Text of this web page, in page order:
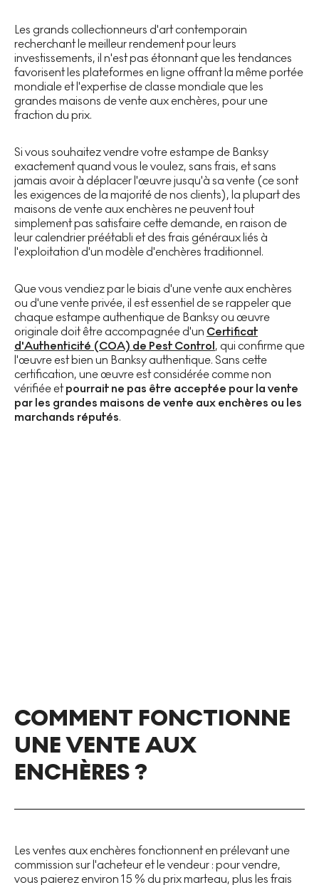
Les grands collectionneurs d'art contemporain
recherchant le meilleur rendement pour leurs
investissements, il n'est pas étonnant que les tendances
favorisent les plateformes en ligne offrant la même portée
mondiale et l'expertise de classe mondiale que les
grandes maisons de vente aux enchères, pour une
fraction du prix.
Si vous souhaitez vendre votre estampe de Banksy
exactement quand vous le voulez, sans frais, et sans
jamais avoir à déplacer l'œuvre jusqu'à sa vente (ce sont
les exigences de la majorité de nos clients), la plupart des
maisons de vente aux enchères ne peuvent tout
simplement pas satisfaire cette demande, en raison de
leur calendrier préétabli et des frais généraux liés à
l'exploitation d'un modèle d'enchères traditionnel.
Que vous vendiez par le biais d'une vente aux enchères
ou d'une vente privée, il est essentiel de se rappeler que
chaque estampe authentique de Banksy ou œuvre
originale doit être accompagnée d'un Certificat
d'Authenticité (COA) de Pest Control, qui confirme que
l'œuvre est bien un Banksy authentique. Sans cette
certification, une œuvre est considérée comme non
vérifiée etpourrait ne pas être acceptée pour la vente
par les grandes maisons de vente aux enchères ou les
marchands réputés.
COMMENT FONCTIONNE
UNE VENTE AUX
ENCHÈRES ?
Les ventes aux enchères fonctionnent en prélevant une
commission sur l'acheteur et le vendeur : pour vendre,
vous paierez environ 15 % du prix marteau, plus les frais